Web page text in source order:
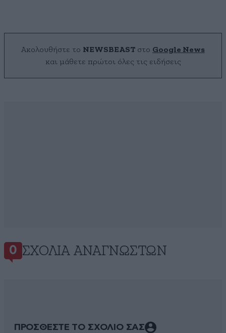
Ακολουθήστε το NEWSBEAST στο Google News
και μάθετε πρώτοι όλες τις ειδήσεις
0 ΣΧΌΛΙΑ ΑΝΑΓΝΩΣΤΏΝ
ΠΡΟΣΘΕΣΤΕ ΤΟ ΣΧΟΛΙΟ ΣΑΣ